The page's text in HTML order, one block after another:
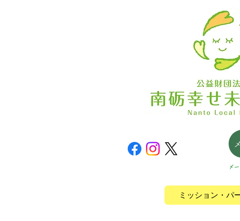
メ
ミッション・パ